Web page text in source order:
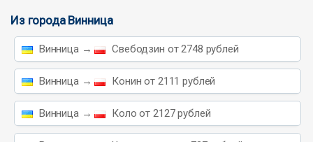
Из города Винница
Винница → Свебодзин от 2748 рублей
Винница → Конин от 2111 рублей
Винница → Коло от 2127 рублей